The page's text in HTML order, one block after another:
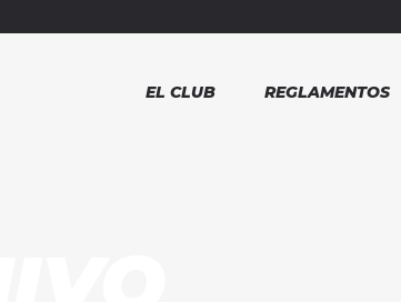
EL CLUB REGLAMENTOS